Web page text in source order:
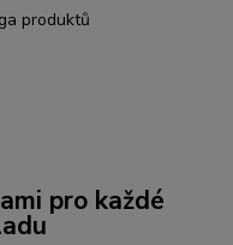
pro každé